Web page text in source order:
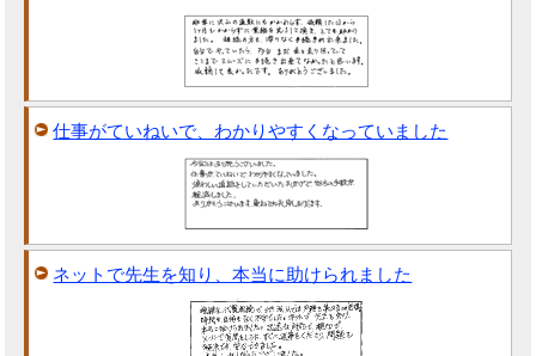
仕事がていねいで、わかりやすくなっていました
ネットで先生を知り、本当に助けられました